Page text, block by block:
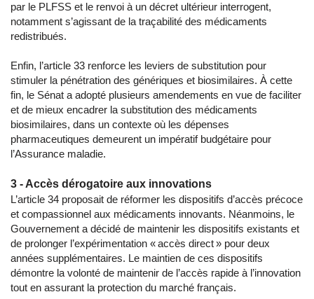
par le PLFSS et le renvoi à un décret ultérieur interrogent,
notamment s’agissant de la traçabilité des médicaments
redistribués.
Enfin, l’article 33 renforce les leviers de substitution pour
stimuler la pénétration des génériques et biosimilaires. À cette
fin, le Sénat a adopté plusieurs amendements en vue de faciliter
et de mieux encadrer la substitution des médicaments
biosimilaires, dans un contexte où les dépenses
pharmaceutiques demeurent un impératif budgétaire pour
l’Assurance maladie.
3 - Accès dérogatoire aux innovations
L’article 34 proposait de réformer les dispositifs d’accès précoce
et compassionnel aux médicaments innovants. Néanmoins, le
Gouvernement a décidé de maintenir les dispositifs existants et
de prolonger l’expérimentation « accès direct » pour deux
années supplémentaires. Le maintien de ces dispositifs
démontre la volonté de maintenir de l’accès rapide à l’innovation
tout en assurant la protection du marché français.